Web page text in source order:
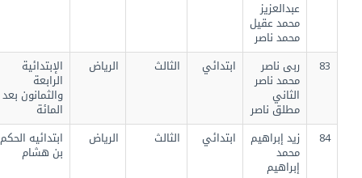
عبدالعزيز
محمد عقيل
محمد ناصر
ربى ناصر
محمد ناصر
الثاني
مطلق ناصر
ابتدائي الثالث الرياض الإبتدائية
الرابعة
والثمانون بعد
المائة
زيد إبراهيم
محمد
إبراهيم
ابتدائي الثالث الرياض ابتدائيه الحكم
بن هشام